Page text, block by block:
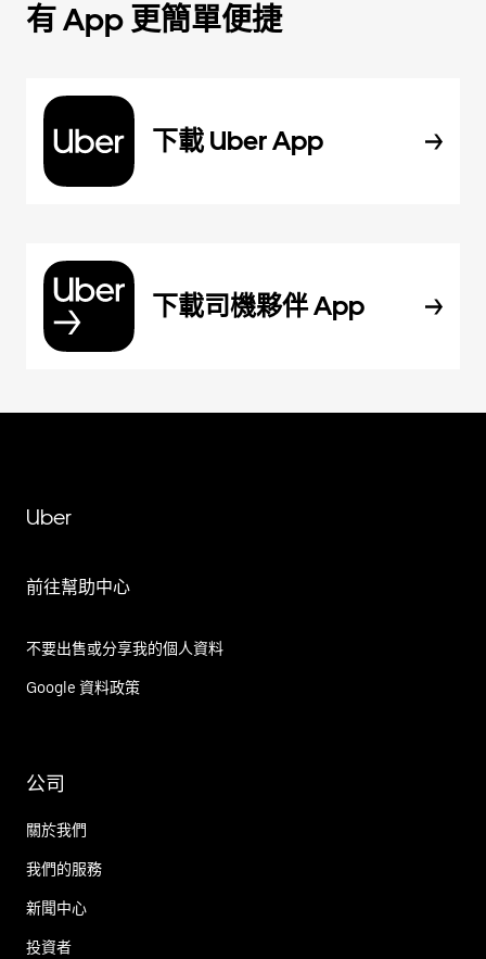
有 App 更簡單便捷
下載 Uber App
下載司機夥伴 App
Uber
前往幫助中心
不要出售或分享我的個人資料
Google 資料政策
公司
關於我們
我們的服務
新聞中心
投資者